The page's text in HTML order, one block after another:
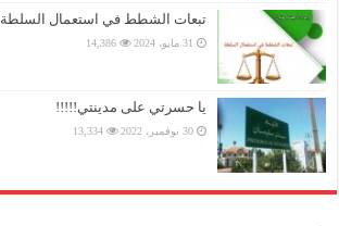
تبعات الشطط في استعمال السلطة
31 مايو، 2024 14,386
يا حسرتي على مدينتي!!!!!
30 نوفمبر، 2022 13,334